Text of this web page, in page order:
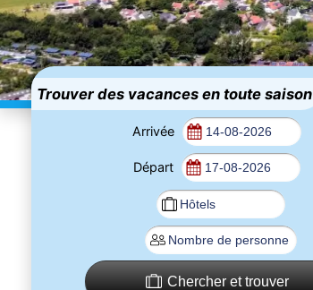
Trouver des vacances en toute saison
Arrivée
Départ
Chercher et trouver